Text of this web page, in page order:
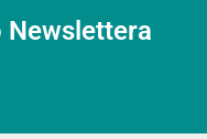
Newslettera